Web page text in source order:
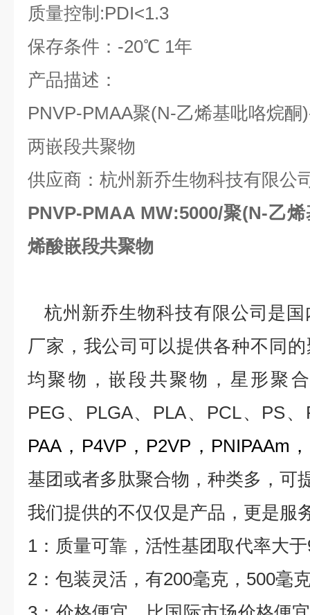
质量控制:PDI<1.3
保存条件：-20℃ 1年
产品描述：
PNVP-PMAA聚(N-乙烯基吡咯烷酮
两嵌段共聚物
供应商：杭州新乔生物科技有限公
PNVP-PMAA MW:5000/聚(N-乙
烯酸嵌段共聚物
杭州新乔生物科技有限公司是
厂家，我公司可以提供各种不同
均聚物，嵌段共聚物，星形聚
PEG、PLGA、PLA、PCL、PS
PAA，P4VP，P2VP，PNIPAAm，
基团或者多肽聚合物，种类多，可
我们提供的不仅仅是产品，更是服
1：质量可靠，活性基团取代率大
2：包装灵活，有200毫克，500毫